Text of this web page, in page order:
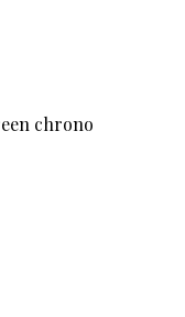
chrono